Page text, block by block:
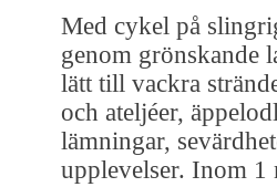
Med cykel på
genom grönskande
lätt till vackra
och ateljéer,
lämningar,
upplevelser. Inom 1